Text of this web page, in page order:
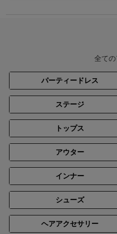
全て
パーティードレス
ステージ
トップス
アウター
インナー
シューズ
ヘアアクセサリー